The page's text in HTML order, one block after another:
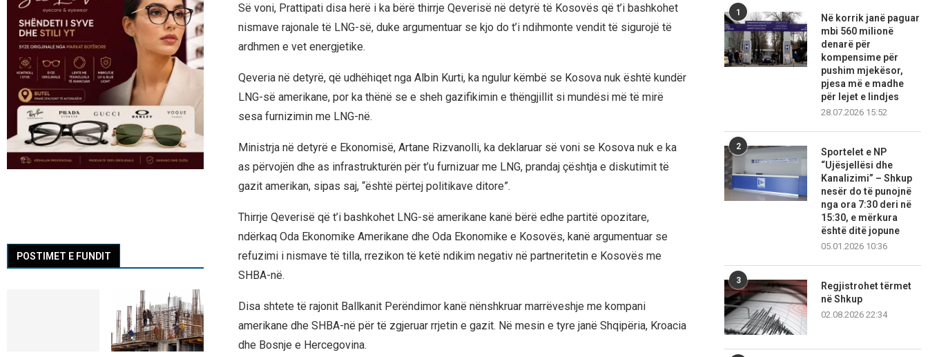
Së voni, Prattipati disa herë i ka bërë thirrje Qeverisë në detyrë të Kosovës që t’i bashkohet
nismave rajonale të LNG-së, duke argumentuar se kjo do t’i ndihmonte vendit të sigurojë të
ardhmen e vet energjetike.
Qeveria në detyrë, që udhëhiqet nga Albin Kurti, ka ngulur këmbë se Kosova nuk është kundër
LNG-së amerikane, por ka thënë se e sheh gazifikimin e thëngjillit si mundësi më të mirë
sesa furnizimin me LNG-në.
Ministrja në detyrë e Ekonomisë, Artane Rizvanolli, ka deklaruar së voni se Kosova nuk e ka
as përvojën dhe as infrastrukturën për t’u furnizuar me LNG, prandaj çështja e diskutimit të
gazit amerikan, sipas saj, “është përtej politikave ditore”.
Thirrje Qeverisë që t’i bashkohet LNG-së amerikane kanë bërë edhe partitë opozitare,
ndërkaq Oda Ekonomike Amerikane dhe Oda Ekonomike e Kosovës, kanë argumentuar se
refuzimi i nismave të tilla, rrezikon të ketë ndikim negativ në partneritetin e Kosovës me
SHBA-në.
Disa shtete të rajonit Ballkanit Perëndimor kanë nënshkruar marrëveshje me kompani
amerikane dhe SHBA-në për të zgjeruar rrjetin e gazit. Në mesin e tyre janë Shqipëria, Kroacia
dhe Bosnje e Hercegovina.
1
Në korrik janë paguar
mbi 560 milionë
denarë për
kompensime për
pushim mjekësor,
pjesa më e madhe
për lejet e lindjes
28.07.2026 15:52
2
Sportelet e NP
“Ujësjellësi dhe
Kanalizimi” – Shkup
nesër do të punojnë
nga ora 7:30 deri në
15:30, e mërkura
është ditë jopune
05.01.2026 10:36
3
Regjistrohet tërmet
në Shkup
02.08.2026 22:34
POSTIMET E FUNDIT